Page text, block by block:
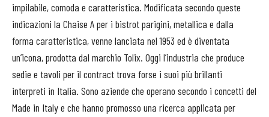
impilabile, comoda e caratteristica. Modificata secondo queste
indicazioni la Chaise A per i bistrot parigini, metallica e dalla
forma caratteristica, venne lanciata nel 1953 ed è diventata
un’icona, prodotta dal marchio Tolix. Oggi l’industria che produce
sedie e tavoli per il contract trova forse i suoi più brillanti
interpreti in Italia. Sono aziende che operano secondo i concetti del
Made in Italy e che hanno promosso una ricerca applicata per